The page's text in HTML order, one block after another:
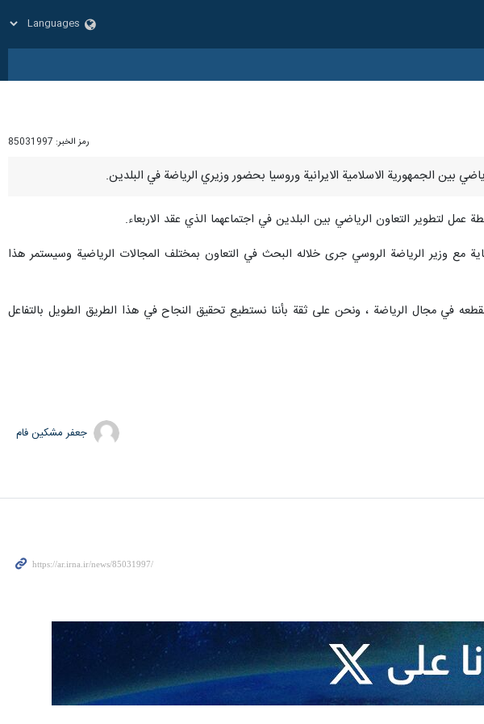
رمز الخبر: 85031997
لتطوير التعاون الرياضي بين البلدين في اجتماعهما الذي عقد الاربعاء.
مع وزير الرياضة الروسي جرى خلاله البحث في التعاون بمختلف المجالات الرياضية وسيستمر هذا
في مجال الرياضة ، ونحن على ثقة بأننا نستطيع تحقيق النجاح في هذا الطريق الطويل بالتفاعل
جعفر مشکین فام